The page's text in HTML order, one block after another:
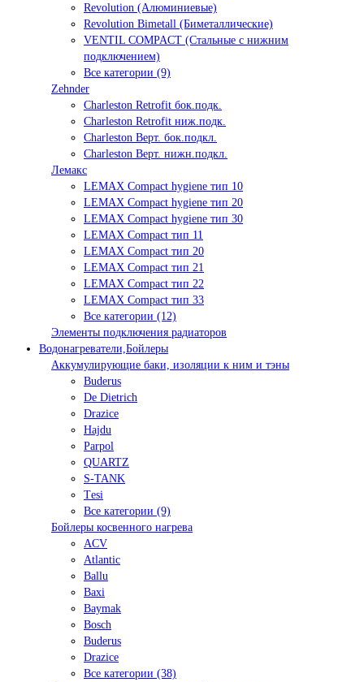
Revolution (Алюминиевые)
Revolution Bimetall (Биметаллические)
VENTIL COMPACT (Стальные с нижним
подключением)
Все категории (9)
Zehnder
Charleston Retrofit бок.подк.
Charleston Retrofit ниж.подк.
Charleston Верт. бок.подкл.
Charleston Верт. нижн.подкл.
Лемакс
LEMAX Compact hygiene тип 10
LEMAX Compact hygiene тип 20
LEMAX Compact hygiene тип 30
LEMAX Compact тип 11
LEMAX Compact тип 20
LEMAX Compact тип 21
LEMAX Compact тип 22
LEMAX Compact тип 33
Все категории (12)
Элементы подключения радиаторов
Водонагреватели,Бойлеры
Аккумулирующие баки, изоляции к ним и тэны
Buderus
De Dietrich
Drazice
Hajdu
Parpol
QUARTZ
S-TANK
Tеsi
Все категории (9)
Бойлеры косвенного нагрева
ACV
Atlantic
Ballu
Baxi
Baymak
Bosch
Buderus
Drazice
Все категории (38)